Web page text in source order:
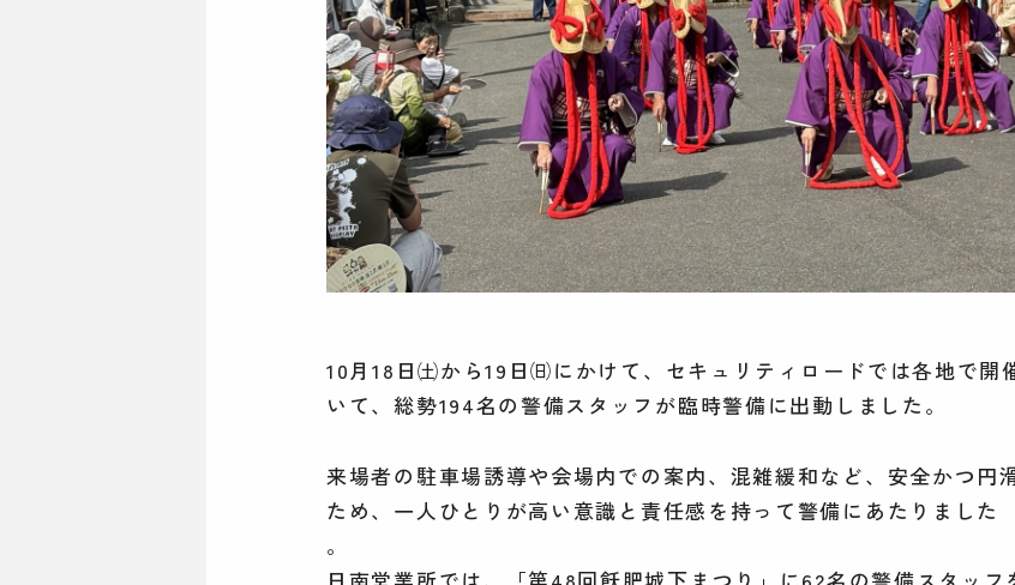
10月18日㈯から19日㈰にかけて、セキュリティロードでは各地で開
いて、総勢194名の警備スタッフが臨時警備に出動しました。
来場者の駐車場誘導や会場内での案内、混雑緩和など、安全かつ円
ため、一人ひとりが高い意識と責任感を持って警備にあたりました
。